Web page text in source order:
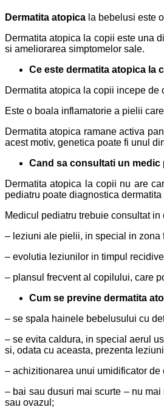
Dermatita atopica la bebelusi este
Dermatita atopica la copii este una
si ameliorarea simptomelor sale.
Ce este dermatita atopica la
Dermatita atopica la copii incepe
Este o boala inflamatorie a pielii
Dermatita atopica ramane activa
acest motiv, genetica poate fi unul
Cand sa consultati un medic
Dermatita atopica la copii nu are
pediatru poate diagnostica
Medicul pediatru trebuie consultat
– leziuni ale pielii, in special in zona
– evolutia leziunilor in timpul
– plansul frecvent al copilului, care
Cum se previne dermatita
– se spala hainele bebelusului cu
– se evita caldura, in special aerul
si, odata cu aceasta, prezenta
– achizitionarea unui umidificator de
– bai sau dusuri mai scurte – nu
sau ovazul;